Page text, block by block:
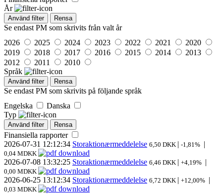
År
Använd filter Rensa
Se endast PM som skrivits från valt år
2026
2025 2024 2023 2022 2021
2020
2019
2018 2017 2016 2015 2014
2013
2012
2011
2010
Språk
Använd filter Rensa
Se endast PM som skrivits på följande språk
Engelska
Danska
Typ
Använd filter Rensa
Finansiella rapporter
2026-07-31 12:12:34 Storaktionærmeddelelse 6,50 DKK | -1,81% |
0,04 MDKK
2026-07-08 13:32:25 Storaktionærmeddelelse 6,46 DKK | +4,19% |
0,00 MDKK
2026-06-25 13:12:34 Storaktionærmeddelelse 6,72 DKK | +12,00% |
0,03 MDKK